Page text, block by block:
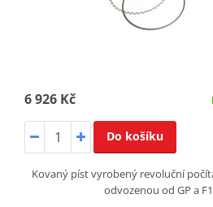
6 926 Kč
Do košíku
Kovaný píst vyrobený revoluční
odvozenou od GP a